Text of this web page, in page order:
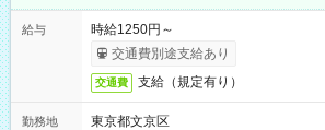
給与
時給1250円～
交通費別途支給あり
交通費 支給（規定有り）
勤務地
東京都文京区